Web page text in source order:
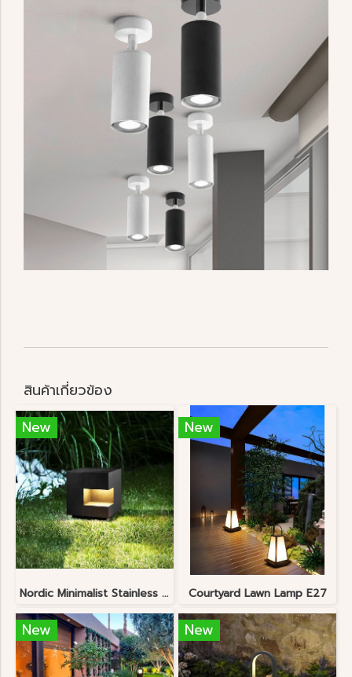
สินค้าเกี่ยวข้อง
New
Nordic Minimalist Stainless Steel Lawn Lamp
New
Courtyard Lawn Lamp E27
New New